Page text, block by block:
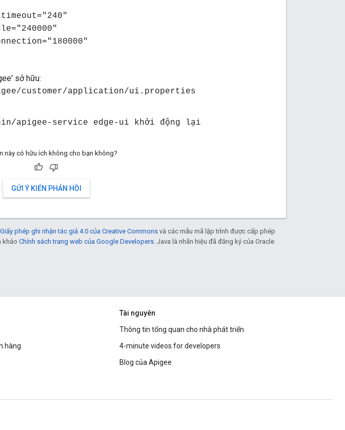
sở hữu:
customer/application/ui.properties
apigee-service edge-ui khởi động lại
này có hữu ích không cho bạn không?
GỬI Ý KIẾN PHẢN HỒI
Giấy phép ghi nhận tác giả 4.0 của Creative Commons và các mẫu mã lập trình được cấp phép
khảo Chính sách trang web của Google Developers. Java là nhãn hiệu đã đăng ký của Oracle
hàng
Tài nguyên
Thông tin tổng quan cho nhà phát triển
4-minute videos for developers
Blog của Apigee